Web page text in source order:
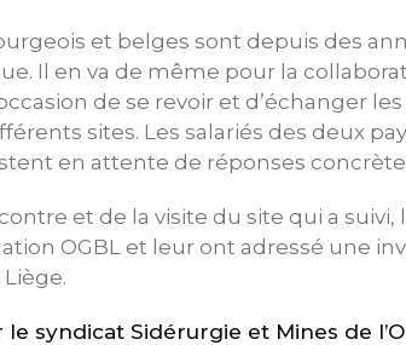
et belges sont depuis des
Il en va de même pour la
de se revoir et d’échanger
sites. Les salariés des deux
en attente de réponses
et de la visite du site qui a
OGBL et leur ont adressé une
syndicat Sidérurgie et Mines de